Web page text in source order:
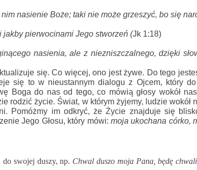
nim nasienie Boże; taki nie może grzeszyć, bo się
jakby pierwocinami Jego stworzeń (Jk 1:18)
nasienia, ale z niezniszczalnego, dzięki
się. Co więcej, ono jest żywe. Do tego
się to w nieustannym dialogu z Ojcem, który
Boga do nas od tego, co mówią głosy wokół
rodzić życie. Świat, w którym żyjemy, ludzie wokół
Pomóżmy im odkryć, że Życie znajduje się
Jego Głosu, który mówi: moja ukochana córko,
do swojej duszy, np. Chwal duszo moja Pana, będę